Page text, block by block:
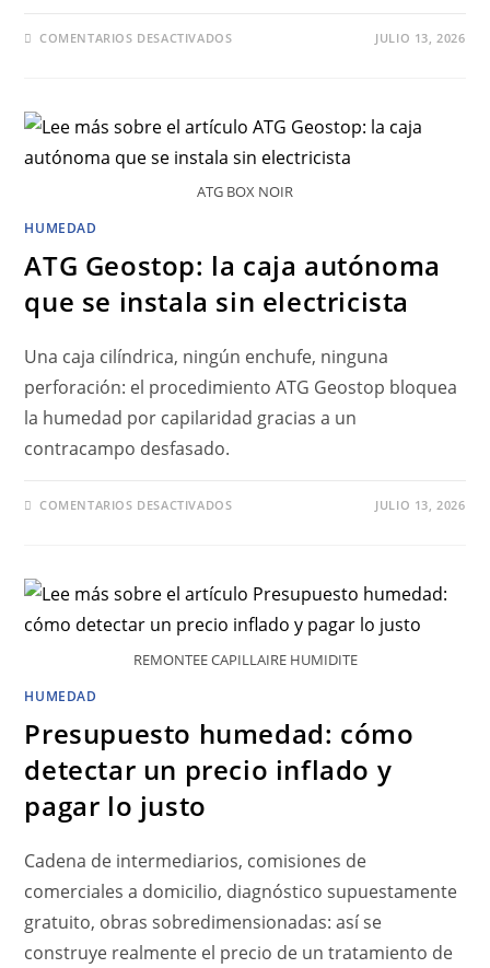
COMENTARIOS DESACTIVADOS JULIO 13, 2026
ATG BOX NOIR
HUMEDAD
ATG Geostop: la caja autónoma
que se instala sin electricista
Una caja cilíndrica, ningún enchufe, ninguna
perforación: el procedimiento ATG Geostop bloquea
la humedad por capilaridad gracias a un
contracampo desfasado.
COMENTARIOS DESACTIVADOS JULIO 13, 2026
REMONTEE CAPILLAIRE HUMIDITE
HUMEDAD
Presupuesto humedad: cómo
detectar un precio inflado y
pagar lo justo
Cadena de intermediarios, comisiones de
comerciales a domicilio, diagnóstico supuestamente
gratuito, obras sobredimensionadas: así se
construye realmente el precio de un tratamiento de